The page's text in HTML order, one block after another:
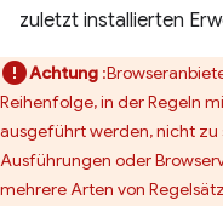
zuletzt installierten
Achtung
Reihenfolge, in der Regeln
ausgeführt werden, nicht zu
Ausführungen oder
mehrere Arten von